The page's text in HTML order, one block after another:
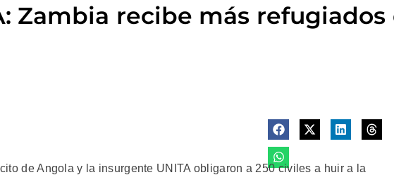
Zambia recibe más
de Angola y la insurgente UNITA obligaron a 250 civiles a huir a la